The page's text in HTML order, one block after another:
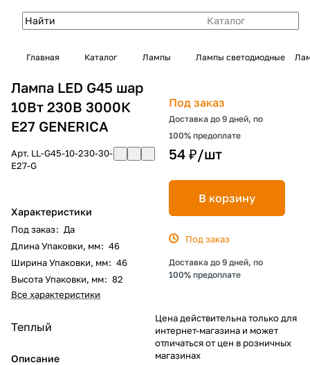
Каталог
Главная Каталог Лампы Лампы светодиодные
Лампа LED G45 шар
10Вт 230В 3000К
E27 GENERICA
Арт. LL-G45-10-230-30-
E27-G
Характеристики
Под заказ: Да
Длина Упаковки, мм: 46
Ширина Упаковки, мм: 46
Высота Упаковки, мм: 82
Все характеристики
Теплый
Описание
Под заказ
Доставка до 9 дней, по
100% предоплате
54 ₽/шт
В корзину
Под заказ
Доставка до 9 дней, по
100% предоплате
Цена действительна только для
интернет-магазина и может
отличаться от цен в розничных
магазинах